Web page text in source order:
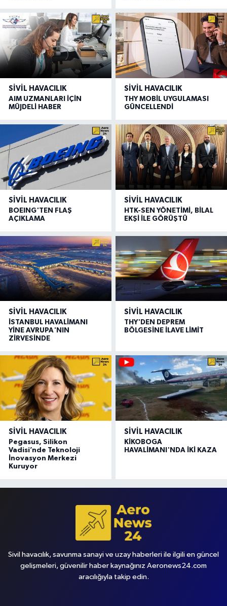
SIVIL HAVACILIK
AIM UZMANLARI İÇİN
MÜJDELİ HABER
SIVIL HAVACILIK
THY MOBİL UYGULAMASI
GÜNCELLENDİ
SIVIL HAVACILIK
BOEING'TEN FLAŞ
AÇIKLAMA
SIVIL HAVACILIK
HTK-SEN YÖNETİMİ, BİLAL
EKŞİ İLE GÖRÜŞTÜ
SIVIL HAVACILIK
İSTANBUL HAVALİMANI
YİNE AVRUPA'NIN
ZİRVESİNDE
SIVIL HAVACILIK
THY'DEN DEPREM
BÖLGESİNE İLAVE LİMİT
SIVIL HAVACILIK
Pegasus, Silikon
Vadisi’nde Teknoloji
İnovasyon Merkezi
Kuruyor
SIVIL HAVACILIK
KİKOBOGA
HAVALİMANI'NDA İKİ KAZA
Sivil havacılık, savunma sanayi ve uzay haberleri ile ilgili en güncel
gelişmeleri, güvenilir haber kaynağınız Aeronews24.com
aracılığıyla takip edin.